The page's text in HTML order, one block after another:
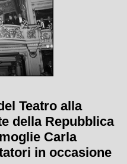
Teatro alla
della Repubblica
Carla
in occasione